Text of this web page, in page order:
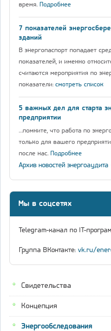
Свидетельства
Концепция
Энергообследования
время. Подробнее
7 показателей
зданий
В энергопаспорт попадает
показателей, и именно
считаются мероприятия по
показатели: смотреть список
5 важных дел для старта
предприятии
…помните, что работа по
только для вашего
после нас. Подробнее
Архив новостей
Мы в соцсетях
Telegram-канал по IT-
Группа ВКонтакте: vk.ru/